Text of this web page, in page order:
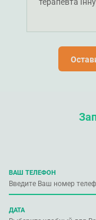
терапевта
задоволені
прагнемо
для кожного
здоров'я!
ВАШ ТЕЛЕФОН
ДАТА